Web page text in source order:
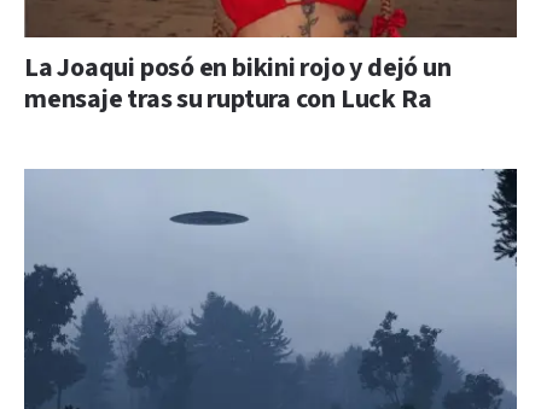
La Joaqui posó en bikini rojo y dejó un
mensaje tras su ruptura con Luck Ra